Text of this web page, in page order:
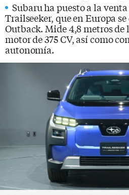
Subaru ha puesto a la
Trailseeker, que en Europa
Outback. Mide 4,8 metros
motor de 375 CV, así como
autonomía.